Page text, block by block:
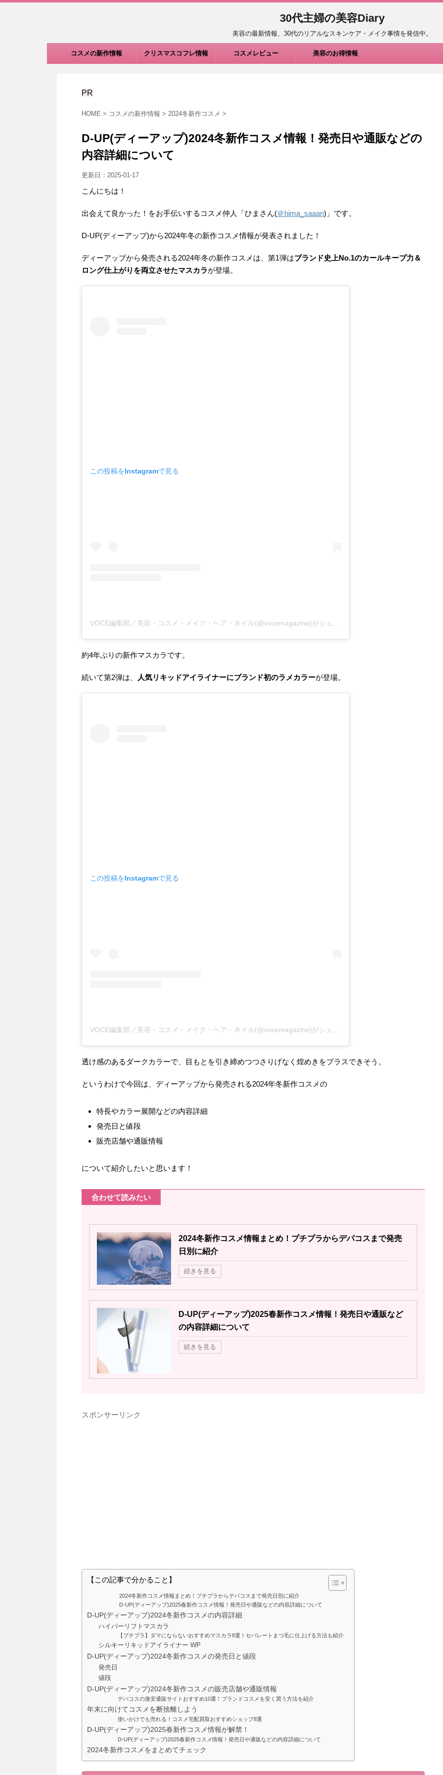
30代主婦の美容Diary
美容の最新情報、30代のリアルなスキンケア・メイク事情を発信中。
コスメの新作情報 クリスマスコフレ情報 コスメレビュー 美容のお得情報
PR
HOME > コスメの新作情報 > 2024冬新作コスメ >
D-UP(ディーアップ)2024冬新作コスメ情報！発売日や通販などの
内容詳細について
更新日： 2025-01-17
こんにちは！
出会えて良かった！をお手伝いするコスメ仲人「ひまさん(＠hima_saaan)」です。
D-UP(ディーアップ)から2024年冬の新作コスメ情報が発表されました！
ディーアップから発売される2024年冬の新作コスメは、第1弾はブランド史上No.1のカールキープ力＆
ロング仕上がりを両立させたマスカラが登場。
この投稿をInstagramで見る
約4年ぶりの新作マスカラです。
続いて第2弾は、 人気リキッドアイライナーにブランド初のラメカラーが登場。
この投稿をInstagramで見る
VOCE編集部／美容・コスメ・メイク・ヘア・ネイル(@vocemagazine)がシェアした投稿
透け感のあるダークカラーで、目もとを引き締めつつさりげなく煌めきをプラスできそう。
というわけで今回は、ディーアップから発売される2024年冬新作コスメの
特長やカラー展開などの内容詳細
発売日と値段
販売店舗や通販情報
について紹介したいと思います！
合わせて読みたい
2024冬新作コスメ情報まとめ！プチプラからデパコスまで発売
日別に紹介
続きを見る
D-UP(ディーアップ)2025春新作コスメ情報！発売日や通販など
の内容詳細について
続きを見る
スポンサーリンク
【この記事で分かること】
2024冬新作コスメ情報まとめ！プチプラからデパコスまで発売日別に紹介
D-UP(ディーアップ)2025春新作コスメ情報！発売日や通販などの内容詳細について
D-UP(ディーアップ)2024冬新作コスメの内容詳細
ハイパーリフトマスカラ
【プチプラ】ダマにならないおすすめマスカラ8選！セパレートまつ毛に仕上げる方法も紹介
シルキーリキッドアイライナー WP
D-UP(ディーアップ)2024冬新作コスメの発売日と値段
発売日
値段
D-UP(ディーアップ)2024冬新作コスメの販売店舗や通販情報
デパコスの激安通販サイトおすすめ10選！ブランドコスメを安く買う方法を紹介
年末に向けてコスメを断捨離しよう
使いかけでも売れる！コスメ宅配買取おすすめショップ8選
D-UP(ディーアップ)2025春新作コスメ情報が解禁！
D-UP(ディーアップ)2025春新作コスメ情報！発売日や通販などの内容詳細について
2024冬新作コスメをまとめてチェック